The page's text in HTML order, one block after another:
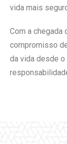
vida mais
Com a chegada
compromisso
da vida desde o